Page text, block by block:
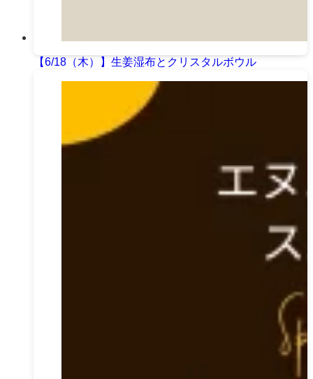
【6/18（木）】生姜湿布とクリスタルボウル